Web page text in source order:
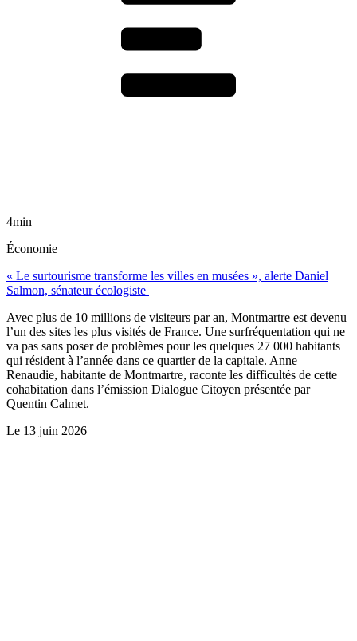
4min
Économie
« Le surtourisme transforme les villes en musées », alerte Daniel
Salmon, sénateur écologiste
Avec plus de 10 millions de visiteurs par an, Montmartre est devenu
l’un des sites les plus visités de France. Une surfréquentation qui ne
va pas sans poser de problèmes pour les quelques 27 000 habitants
qui résident à l’année dans ce quartier de la capitale. Anne
Renaudie, habitante de Montmartre, raconte les difficultés de cette
cohabitation dans l’émission Dialogue Citoyen présentée par
Quentin Calmet.
Le 13 juin 2026